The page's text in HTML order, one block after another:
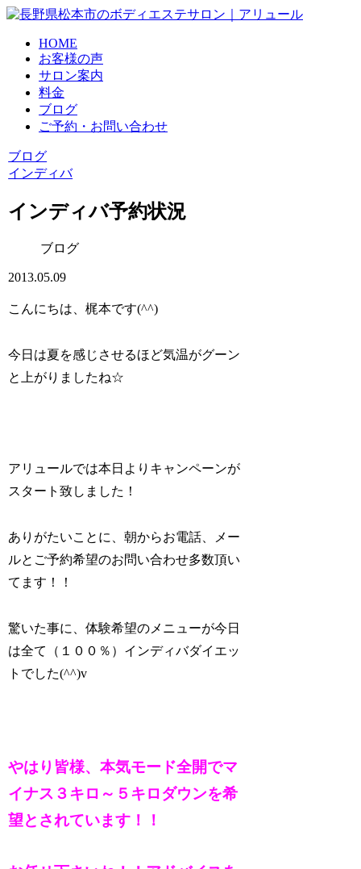
HOME
お客様の声
サロン案内
料金
ブログ
ご予約・お問い合わせ
ブログ
インディバ
インディバ予約状況
ブログ
2013.05.09
こんにちは、梶本です(^^)
今日は夏を感じさせるほど気温がグーン
と上がりましたね☆
アリュールでは本日よりキャンペーンが
スタート致しました！
ありがたいことに、朝からお電話、メー
ルとご予約希望のお問い合わせ多数頂い
てます！！
驚いた事に、体験希望のメニューが今日
は全て（１００％）インディバダイエッ
トでした(^^)v
やはり皆様、本気モード全開でマ
イナス３キロ～５キロダウンを希
望とされています！！